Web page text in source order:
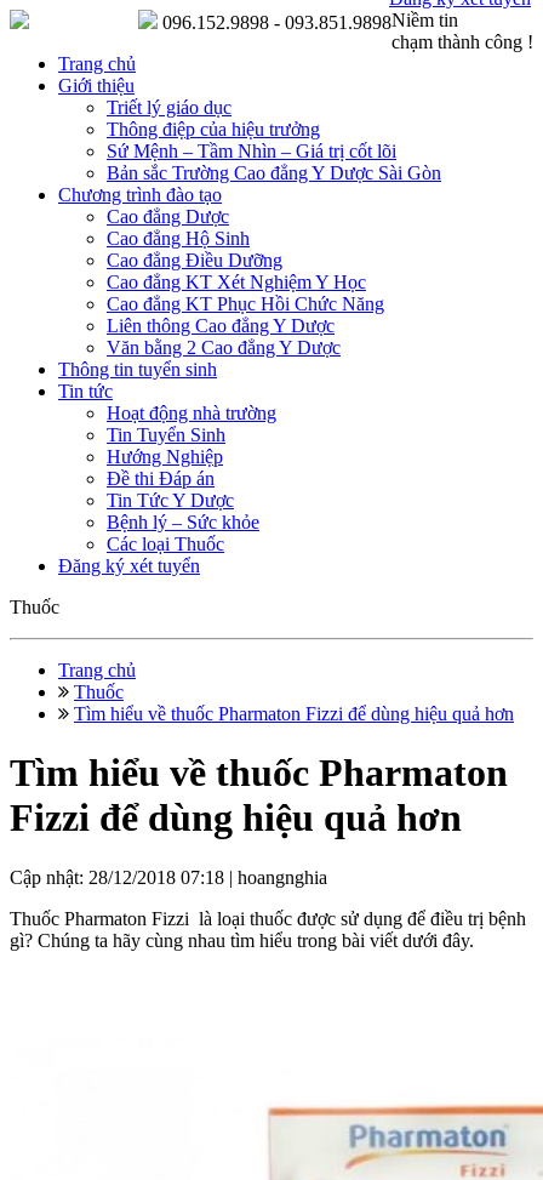
Niềm tin
chạm thành công !
096.152.9898 - 093.851.9898
Trang chủ
Giới thiệu
Triết lý giáo dục
Thông điệp của hiệu trưởng
Sứ Mệnh – Tầm Nhìn – Giá trị cốt lõi
Bản sắc Trường Cao đẳng Y Dược Sài Gòn
Chương trình đào tạo
Cao đẳng Dược
Cao đẳng Hộ Sinh
Cao đẳng Điều Dưỡng
Cao đẳng KT Xét Nghiệm Y Học
Cao đẳng KT Phục Hồi Chức Năng
Liên thông Cao đẳng Y Dược
Văn bằng 2 Cao đẳng Y Dược
Thông tin tuyển sinh
Tin tức
Hoạt động nhà trường
Tin Tuyển Sinh
Hướng Nghiệp
Đề thi Đáp án
Tin Tức Y Dược
Bệnh lý – Sức khỏe
Các loại Thuốc
Đăng ký xét tuyển
Thuốc
Trang chủ
Thuốc
Tìm hiểu về thuốc Pharmaton Fizzi để dùng hiệu quả hơn
Tìm hiểu về thuốc Pharmaton
Fizzi để dùng hiệu quả hơn
Cập nhật: 28/12/2018 07:18 | hoangnghia
Thuốc Pharmaton Fizzi là loại thuốc được sử dụng để điều trị bệnh
gì? Chúng ta hãy cùng nhau tìm hiểu trong bài viết dưới đây.